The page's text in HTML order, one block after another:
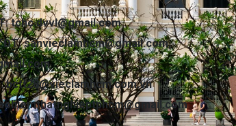
tchc.dvvl@gmail.com
sanvieclamhcm@gmail.com,
bctt28@vieclamhcm.com.vn